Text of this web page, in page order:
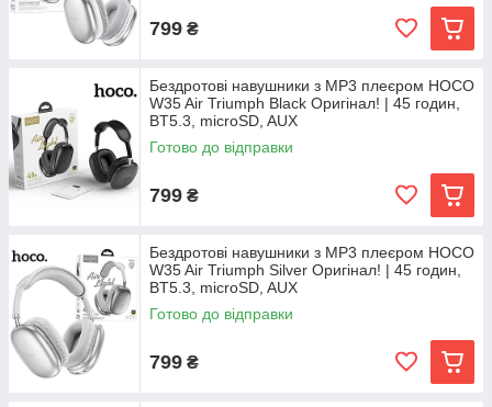
799 ₴
Бездротові навушники з MP3 плеєром HOCO
W35 Air Triumph Black Оригінал! | 45 годин,
BT5.3, microSD, AUX
Готово до відправки
799 ₴
Бездротові навушники з MP3 плеєром HOCO
W35 Air Triumph Silver Оригінал! | 45 годин,
BT5.3, microSD, AUX
Готово до відправки
799 ₴